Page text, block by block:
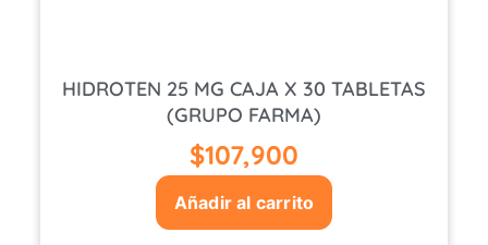
HIDROTEN 25 MG CAJA X 30 TABLETAS
(GRUPO FARMA)
$107,900
Añadir al carrito